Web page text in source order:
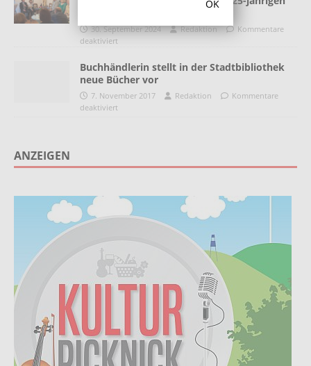
30. September 2024 Redaktion
Kommentare
deaktiviert
Buchhändlerin stellt in der Stadtbibliothek
neue Bücher vor
7. November 2017 Redaktion
Kommentare
deaktiviert
ANZEIGEN
OK